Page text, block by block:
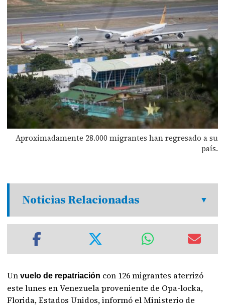
Aproximadamente 28.000 migrantes han regresado a su
país.
Noticias Relacionadas
Unvuelo de repatriación con 126 migrantes aterrizó
este lunes en Venezuela proveniente de Opa-locka,
Florida, Estados Unidos, informó el Ministerio de